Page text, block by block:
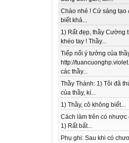
Chào nhé ! Cứ sáng tạo
biết khả...
1) Rất đẹp, thầy Cường
khéo tay ! Thầy...
Tiếp nối ý tưởng của
http://
các thầy...
Thầy Thành: 1) Tôi đã
của thầy, kí...
1) Thầy, cô không biết...
Cách làm trên có nhược
1) Rất bất...
Phụ ghi: Sau khi có